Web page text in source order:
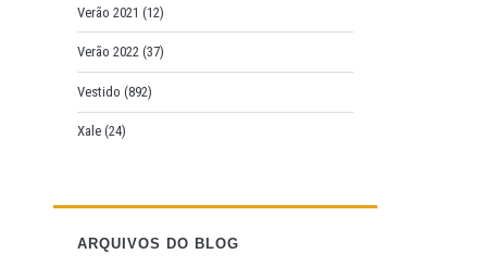
Verão 2021 (12)
Verão 2022 (37)
Vestido (892)
Xale (24)
ARQUIVOS DO BLOG